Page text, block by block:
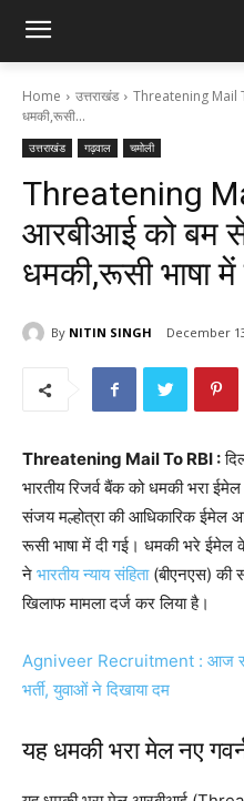
Home उत्तराखंड
Threatening Mail
धमकी,रूसी...
उत्तराखंड गढ़वाल चमोली
Threatening
आरबीआई को बम
धमकी,रूसी भाषा
By NITIN SINGH December
Threatening Mail To RBI :
भारतीय रिजर्व बैंक को धमकी भरा
संजय मल्होत्रा की आधिकारिक ईमेल
रूसी भाषा में दी गई। धमकी भरे ईमेल
ने भारतीय न्याय संहिता(बीएनएस) की
खिलाफ मामला दर्ज कर लिया है।
Agniveer Recruitment : आज
भर्ती, युवाओं ने दिखाया दम
यह धमकी भरा मेल नए